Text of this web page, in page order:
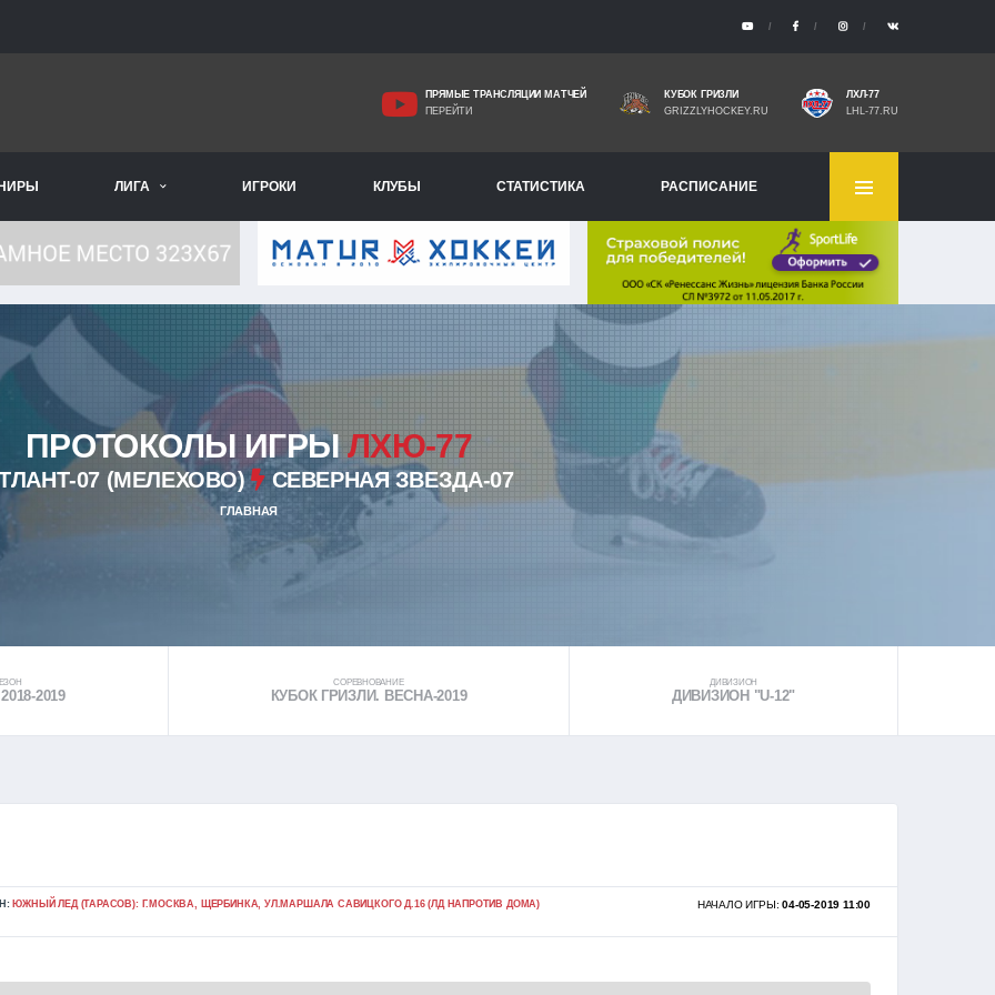
ПРЯМЫЕ ТРАНСЛЯЦИИ МАТЧЕЙ
ПЕРЕЙТИ
КУБОК ГРИЗЛИ
GRIZZLYHOCKEY.RU
ЛХЛ-77
LHL-77.RU
ЛИГА ИГРОКИ КЛУБЫ СТАТИСТИКА РАСПИСАНИЕ
ПРОТОКОЛЫ ИГРЫЛХЮ-77
07 (МЕЛЕХОВО) СЕВЕРНАЯ ЗВЕЗДА-07
ГЛАВНАЯ
2019
СОРЕВНОВАНИЕ
КУБОК ГРИЗЛИ. ВЕСНА-2019
ДИВИЗИОН
ДИВИЗИОН "U-12"
ЮЖНЫЙ ЛЕД (ТАРАСОВ): Г.МОСКВА, ЩЕРБИНКА, УЛ.МАРШАЛА САВИЦКОГО Д.16 (ЛД НАПРОТИВ ДОМА) НАЧАЛО ИГРЫ:04-05-2019 11:00